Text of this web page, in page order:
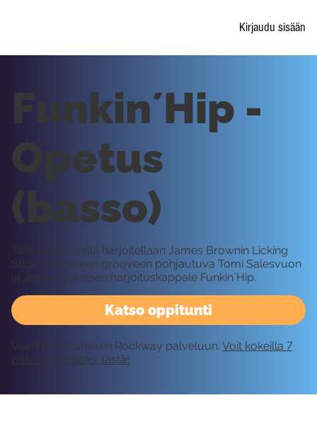
Kirjaudu sisään
Katso oppitunti
Funkin´Hip -
Opetus
(basso)
Tällä oppitunnilla harjoitellaan James Brownin Licking
Stick -kappaleen grooveen pohjautuva Tomi Salesvuon
ja Jarkkis Toivasen harjoituskappale Funkin´Hip.
Vaatii kirjautumisen Rockway palveluun. Voit kokeilla 7
päivää ilmaiseksi tästä!